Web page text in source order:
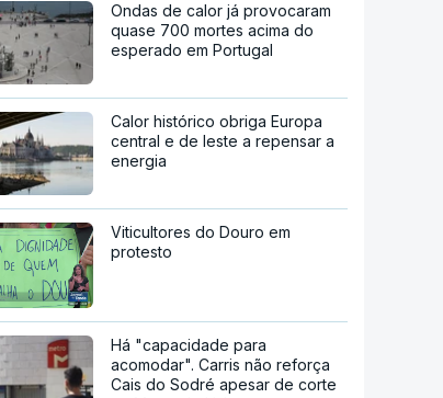
Ondas de calor já provocaram
quase 700 mortes acima do
esperado em Portugal
Calor histórico obriga Europa
central e de leste a repensar a
energia
Viticultores do Douro em
protesto
Há "capacidade para
acomodar". Carris não reforça
Cais do Sodré apesar de corte